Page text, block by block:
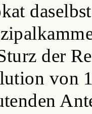
der
von